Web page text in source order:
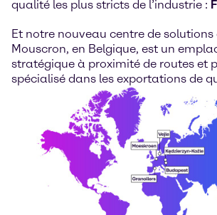
qualité les plus stricts de l’industrie :
Et notre nouveau centre de solutions
Mouscron, en Belgique, est un
stratégique à proximité de routes et
spécialisé dans les exportations de